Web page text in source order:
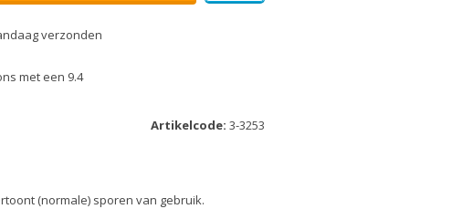
verzonden
met een 9.4
Artikelcode: 3-3253
(normale) sporen van gebruik.